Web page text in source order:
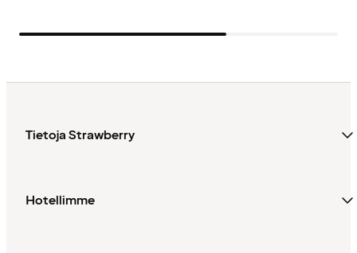
Tietoja Strawberry
Hotellimme